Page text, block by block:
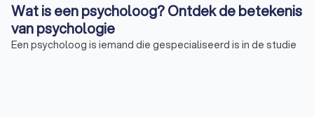
Wat is een psycholoog? Ontdek de betekenis
van psychologie
Een psycholoog is iemand die gespecialiseerd is in de studie